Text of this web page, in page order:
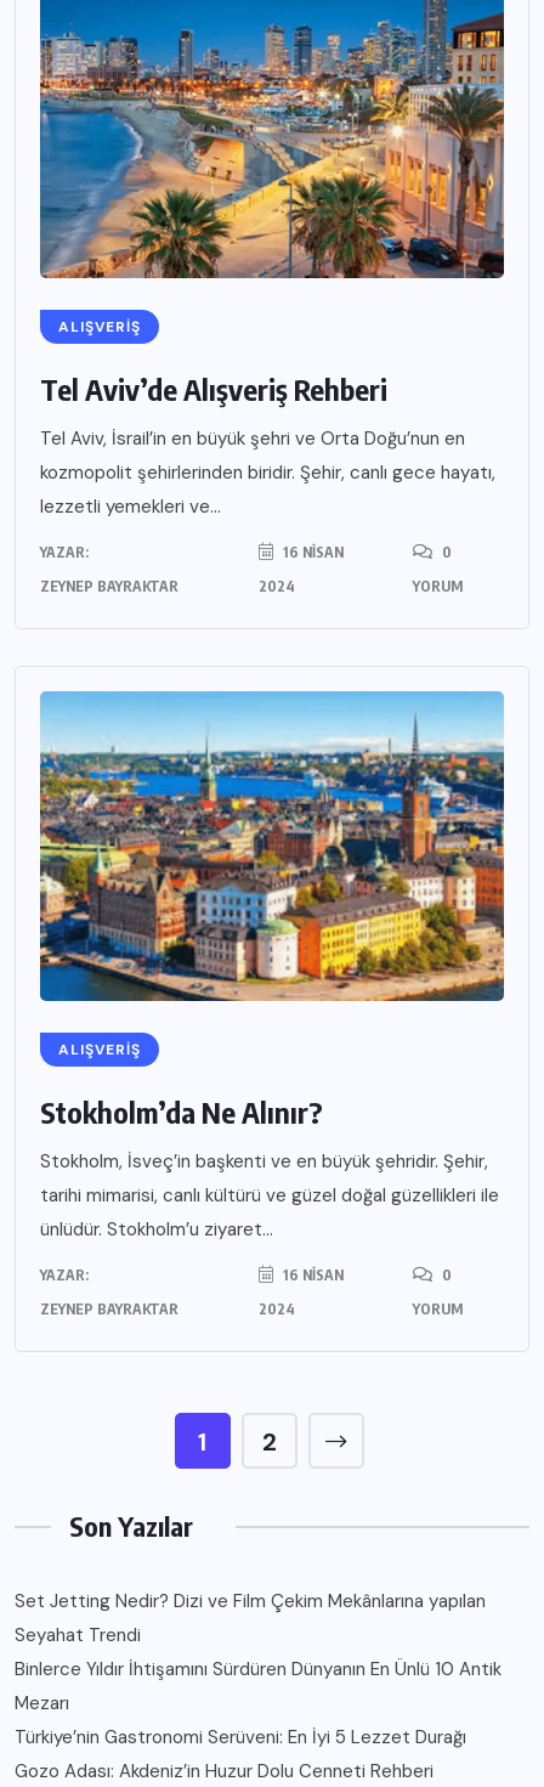
ALIŞVERIŞ
Tel Aviv’de Alışveriş Rehberi
Tel Aviv, İsrail’in en büyük şehri ve Orta Doğu’nun en
kozmopolit şehirlerinden biridir. Şehir, canlı gece hayatı,
lezzetli yemekleri ve...
YAZAR:
ZEYNEP BAYRAKTAR
16 NISAN
2024
0
YORUM
ALIŞVERIŞ
Stokholm’da Ne Alınır?
Stokholm, İsveç’in başkenti ve en büyük şehridir. Şehir,
tarihi mimarisi, canlı kültürü ve güzel doğal güzellikleri ile
ünlüdür. Stokholm’u ziyaret...
YAZAR:
ZEYNEP BAYRAKTAR
16 NISAN
2024
0
YORUM
1 2
Son Yazılar
Set Jetting Nedir? Dizi ve Film Çekim Mekânlarına yapılan
Seyahat Trendi
Binlerce Yıldır İhtişamını Sürdüren Dünyanın En Ünlü 10 Antik
Mezarı
Türkiye’nin Gastronomi Serüveni: En İyi 5 Lezzet Durağı
Gozo Adası: Akdeniz’in Huzur Dolu Cenneti Rehberi